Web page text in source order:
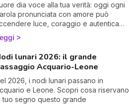
dia voce alla tua verità: oggi ogni
pronunciata con amore può
luce, coraggio e autentica
lunari 2026: il grande
Acquario-Leone
2026, i nodi lunari passano in
e Leone. Scopri cosa riservano
tuo segno questo grande